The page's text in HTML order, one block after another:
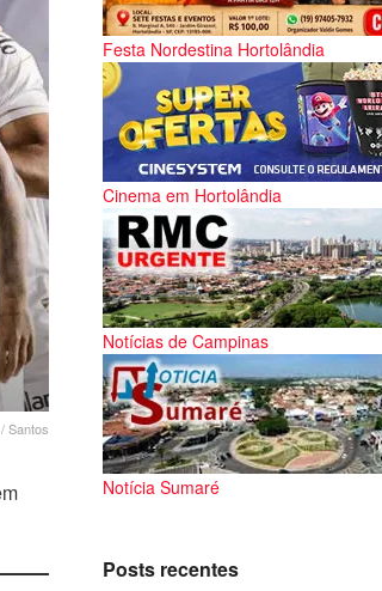
Santos
Festa Nordestina Hortolândia
Cinema em Hortolândia
Notícias de Campinas
Notícia Sumaré
Posts recentes